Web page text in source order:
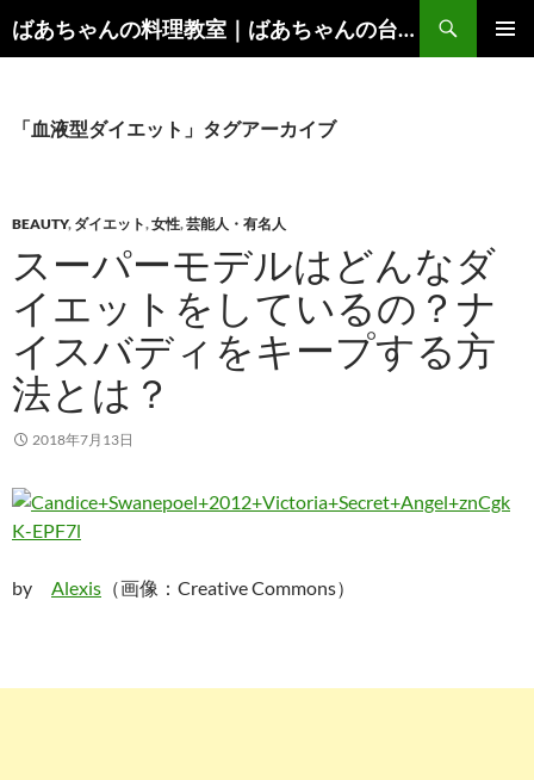
ン
ばあちゃんの料理教室｜ばあちゃんの台所から学ぶ、食と健康の知恵
索
「血液型ダイエット」タグアーカイブ
BEAUTY, ダイエット,女性,芸能人・有名人
スーパーモデルはどんなダ
イエットをしているの？ナ
イスバディをキープする方
法とは？
2018年7月13日
by Alexis （画像：Creative Commons）